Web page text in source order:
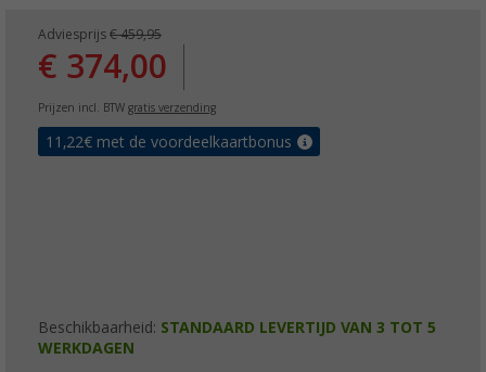
Adviesprijs € 459,95
€ 374,00
Prijzen incl. BTW gratis verzending
11,22€ met de voordeelkaartbonus
Beschikbaarheid: STANDAARD LEVERTIJD VAN 3 TOT 5
WERKDAGEN